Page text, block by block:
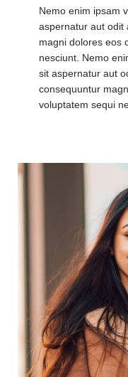
Nemo enim ipsam
aspernatur aut odit
magni dolores eos
nesciunt. Nemo
sit aspernatur aut
consequuntur
voluptatem sequi